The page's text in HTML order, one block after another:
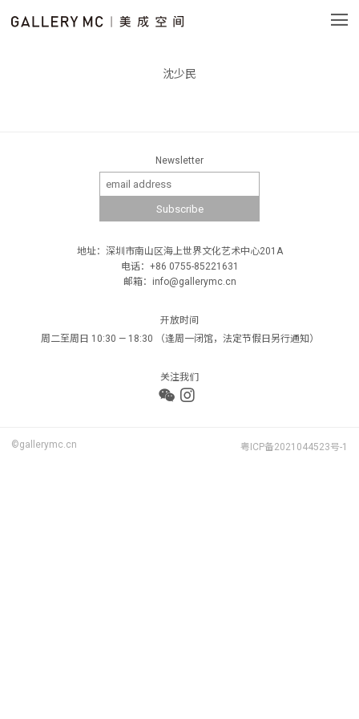
沈少民
Newsletter
地址：深圳市南山区海上世界文化艺术中心201A
电话：+86 0755-85221631
邮箱：info@gallerymc.cn
开放时间
周二至周日 10:30 — 18:30 （逢周一闭馆，法定节假日另行通知）
关注我们
©gallerymc.cn 粤ICP备2021044523号-1